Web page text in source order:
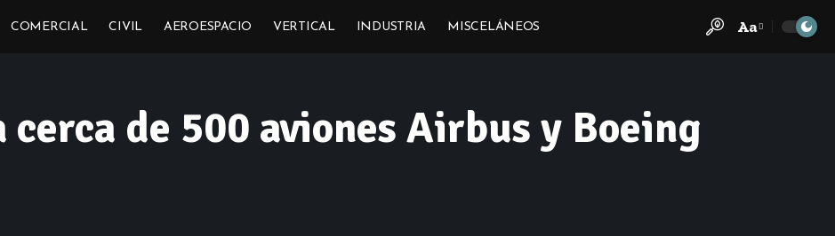
COMERCIAL CIVIL AEROESPACIO VERTICAL INDUSTRIA MISCELÁNEOS
Font
Aa
de 500 aviones Airbus y Boeing